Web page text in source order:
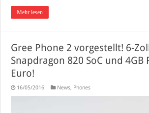
Mehr lesen
Gree Phone 2 vorgestellt! 6-
Snapdragon 820 SoC und 4GB
Euro!
16/05/2016 News, Phones